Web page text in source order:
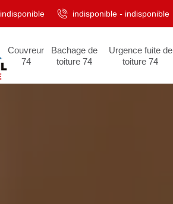
indisponible indisponible - indisponible
Couvreur
74
Bachage de
toiture 74
Urgence fuite de
toiture 74